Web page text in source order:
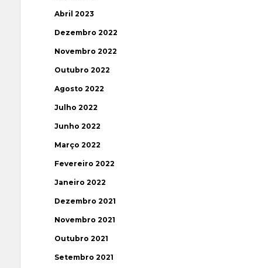
Abril 2023
Dezembro 2022
Novembro 2022
Outubro 2022
Agosto 2022
Julho 2022
Junho 2022
Março 2022
Fevereiro 2022
Janeiro 2022
Dezembro 2021
Novembro 2021
Outubro 2021
Setembro 2021